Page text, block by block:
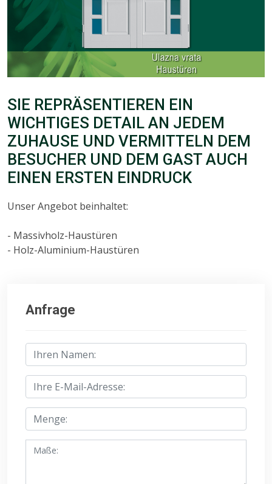
SIE REPRÄSENTIEREN EIN
WICHTIGES DETAIL AN JEDEM
ZUHAUSE UND VERMITTELN DEM
BESUCHER UND DEM GAST AUCH
EINEN ERSTEN EINDRUCK
Unser Angebot beinhaltet:
- Massivholz-Haustüren
- Holz-Aluminium-Haustüren
Anfrage